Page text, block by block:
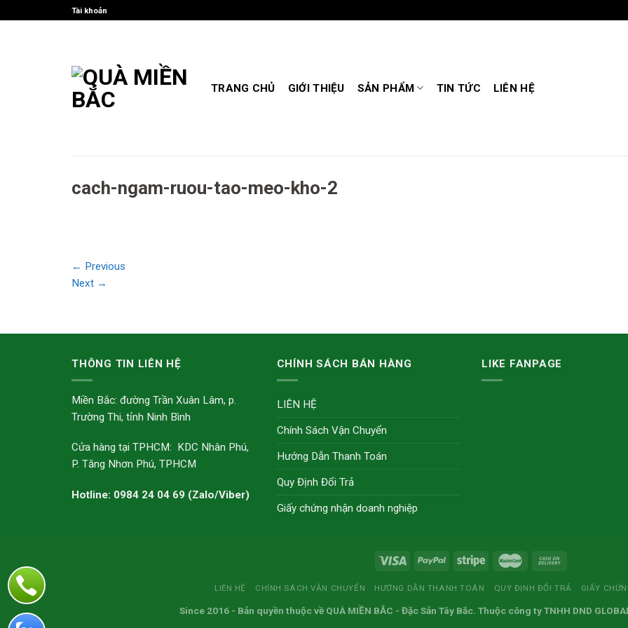
to
Tài khoản
TRANG CHỦ GIỚI THIỆU SẢN PHẨM TIN TỨC LIÊN HỆ
cach-ngam-ruou-tao-meo-kho-2
← Previous
Next →
THÔNG TIN LIÊN HỆ
Miền Bắc: đường Trần Xuân Lâm, p.
Trường Thi, tỉnh Ninh Bình
Cửa hàng tại TPHCM: KDC Nhân Phú,
P. Tăng Nhơn Phú, TPHCM
Hotline: 0984 24 04 69 (Zalo/Viber)
CHÍNH SÁCH BÁN HÀNG
LIÊN HỆ
Chính Sách Vận Chuyển
Hướng Dẫn Thanh Toán
Quy Định Đổi Trả
Giấy chứng nhận doanh nghiệp
LIKE FANPAGE
LIÊN HỆ CHÍNH SÁCH VẬN CHUYỂN HƯỚNG DẪN THANH TOÁN QUY ĐỊNH ĐỔI TRẢ GIẤY
Since 2016 - Bản quyền thuộc về QUÀ MIỀN BẮC - Đặc Sản Tây Bắc. Thuộc công ty TNHH DND